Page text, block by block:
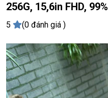
256G, 15,6in FHD, 99%
5 (0 đánh giá )